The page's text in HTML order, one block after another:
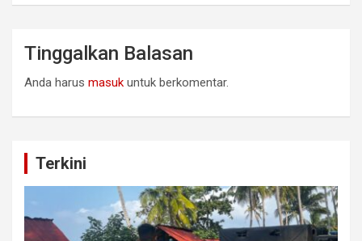
Tinggalkan Balasan
Anda harus masuk untuk berkomentar.
Terkini